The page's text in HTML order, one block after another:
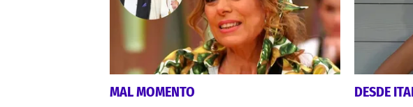
MAL MOMENTO DESDE